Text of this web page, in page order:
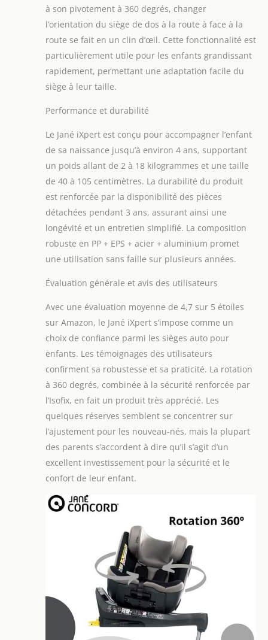
à son pivotement à 360 degrés, changer
l’orientation du siège de dos à la route à face à la
route se fait en un clin d’œil. Cette fonctionnalité est
particulièrement utile pour les enfants grandissant
rapidement, permettant une adaptation facile du
siège à leur taille.
Performance et durabilité
Le Jané iXpert est conçu pour accompagner l’enfant
de sa naissance jusqu’à environ 4 ans, supportant
un poids allant de 2 à 18 kilogrammes et une taille
de 40 à 105 centimètres. La durabilité du produit
est renforcée par la disponibilité des pièces
détachées pendant 3 ans, assurant ainsi une
longévité et un entretien simplifié. La composition
robuste en PP + EPS + acier + aluminium promet
une utilisation sans faille sur plusieurs années.
Évaluation générale et avis des utilisateurs
Avec une évaluation moyenne de 4,7 sur 5 étoiles
sur Amazon, le Jané iXpert s’impose comme un
choix de confiance parmi les sièges auto pour
enfants. Les témoignages des utilisateurs
confirment sa robustesse et sa praticité. La rotation
à 360 degrés, combinée à la sécurité renforcée par
l’Isofix, en fait un produit très apprécié. Les
quelques réserves semblent se concentrer sur
l’ajustement pour les nouveau-nés, mais la plupart
des parents s’accordent à dire qu’il s’agit d’un
excellent investissement pour la sécurité et le
confort de leur enfant.